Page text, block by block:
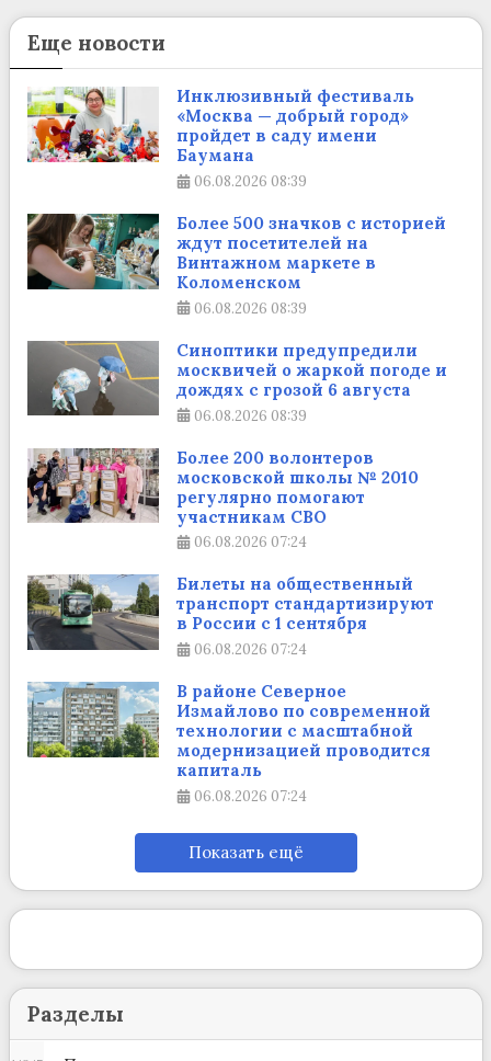
Еще новости
Инклюзивный фестиваль
«Москва — добрый город»
пройдет в саду имени
Баумана
06.08.2026 08:39
Более 500 значков с историей
ждут посетителей на
Винтажном маркете в
Коломенском
06.08.2026 08:39
Синоптики предупредили
москвичей о жаркой погоде и
дождях с грозой 6 августа
06.08.2026 08:39
Более 200 волонтеров
московской школы № 2010
регулярно помогают
участникам СВО
06.08.2026 07:24
Билеты на общественный
транспорт стандартизируют
в России с 1 сентября
06.08.2026 07:24
В районе Северное
Измайлово по современной
технологии с масштабной
модернизацией проводится
капиталь
06.08.2026 07:24
Показать ещё
Разделы